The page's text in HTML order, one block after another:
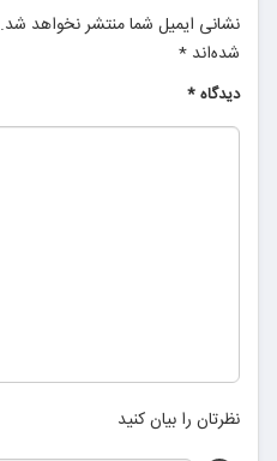
نشانی ایمیل شما منتشر نخواهد شد.
شده‌اند *
دیدگاه*
نظرتان را بیان کنید